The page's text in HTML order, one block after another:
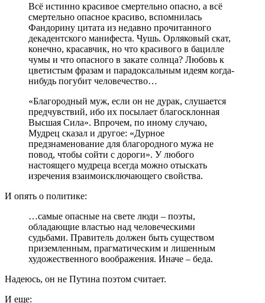
Всё истинно красивое смертельно опасно, а всё
смертельно опасное красиво, вспомнилась
Фандорину цитата из недавно прочитанного
декадентского манифеста. Чушь. Орляковый скат,
конечно, красавчик, но что красивого в бацилле
чумы и что опасного в закате солнца? Любовь к
цветистым фразам и парадоксальным идеям когда-
нибудь погубит человечество…
«Благородный муж, если он не дурак, слушается
предчувствий, ибо их посылает благосклонная
Высшая Сила». Впрочем, по иному случаю,
Мудрец сказал и другое: «Дурное
предзнаменование для благородного мужа не
повод, чтобы сойти с дороги». У любого
настоящего мудреца всегда можно отыскать
изречения взаимоисключающего свойства.
И опять о политике:
…самые опасные на свете люди – поэты,
обладающие властью над человеческими
судьбами. Правитель должен быть существом
приземленным, прагматическим и лишенным
художественного воображения. Иначе – беда.
Надеюсь, он не Путина поэтом считает.
И еще: